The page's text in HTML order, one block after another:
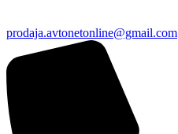
prodaja.avtonetonline@gmail.com